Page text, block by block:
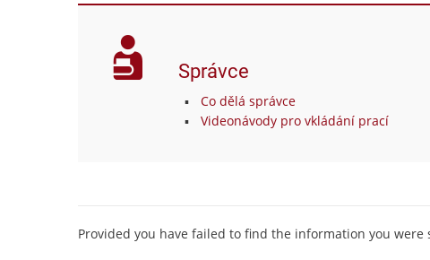
Správce
Co dělá správce
Videonávody pro vkládání prací
Provided you have failed to find the information you were